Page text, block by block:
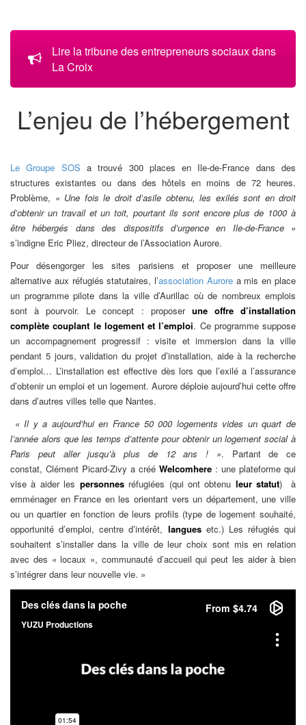
Lire la tribune des entrepreneurs sociaux dans
La Croix
L’enjeu de l’hébergement
Le Groupe SOS a trouvé 300 places en Ile-de-France dans des
structures existantes ou dans des hôtels en moins de 72 heures.
Problème, « Une fois le droit d’asile obtenu, les exilés sont en droit
d’obtenir un travail et un toit, pourtant ils sont encore plus de 1000 à
être hébergés dans des dispositifs d’urgence en Ile-de-France »
s’indigne Eric Pliez, directeur de l’Association Aurore.
Pour désengorger les sites parisiens et proposer une meilleure
alternative aux réfugiés statutaires, l’association Aurorea mis en place
un programme pilote dans la ville d’Aurillac où de nombreux emplois
sont à pourvoir. Le concept : proposer une offre d’installation
complète couplant le logement et l’emploi. Ce programme suppose
un accompagnement progressif : visite et immersion dans la ville
pendant 5 jours, validation du projet d’installation, aide à la recherche
d’emploi… L’installation est effective dès lors que l’exilé a l’assurance
d’obtenir un emploi et un logement. Aurore déploie aujourd’hui cette offre
dans d’autres villes telle que Nantes.
« Il y a aujourd’hui en France 50 000 logements vides un quart de
l’année alors que les temps d’attente pour obtenir un logement social à
Paris peut aller jusqu’à plus de 12 ans ! ». Partant de ce
constat, Clément Picard-Zivy a créé Welcomhere : une plateforme qui
vise à aider les personnesréfugiées (qui ont obtenu leur statut) à
emménager en France en les orientant vers un département, une ville
ou un quartier en fonction de leurs profils (type de logement souhaité,
opportunité d’emploi, centre d’intérêt, langues etc.) Les réfugiés qui
souhaitent s’installer dans la ville de leur choix sont mis en relation
avec des « locaux », communauté d’accueil qui peut les aider à bien
s’intégrer dans leur nouvelle vie. »